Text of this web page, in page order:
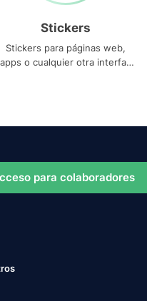
Stickers
Stickers para páginas web,
apps o cualquier otra interfaz
para colaboradores